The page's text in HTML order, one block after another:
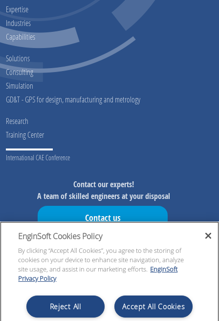
Expertise
Industries
Capabilities
Solutions
Consulting
Simulation
GD&T - GPS for design, manufacturing and metrology
Research
Training Center
International CAE Conference
Contact our experts!
A team of skilled engineers at your disposal
Contact us
Don't miss our initiatives!
Preview information on our initiatives, exclusive resources and
updates!
EnginSoft Cookies Policy
By clicking “Accept All Cookies”, you agree to the storing of
cookies on your device to enhance site navigation, analyze
site usage, and assist in our marketing efforts. EnginSoft
Privacy Policy
Accept All Cookies
Reject All